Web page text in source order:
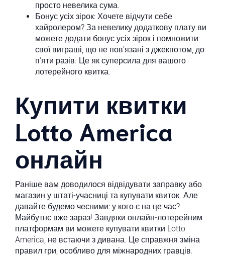
просто невелика сума.
Бонус усіх зірок: Хочете відчути себе
хайролером? За невелику додаткову плату ви
можете додати бонус усіх зірок і помножити
свої виграші, що не пов’язані з джекпотом, до
п’яти разів. Це як суперсила для вашого
лотерейного квитка.
Купити квитки
Lotto America
онлайн
Раніше вам доводилося відвідувати заправку або
магазин у штаті-учасниці та купувати квиток. Але
давайте будемо чесними: у кого є на це час?
Майбутнє вже зараз! Завдяки онлайн-лотерейним
платформам ви можете купувати квитки Lotto
America, не встаючи з дивана. Це справжня зміна
правил гри, особливо для міжнародних гравців.